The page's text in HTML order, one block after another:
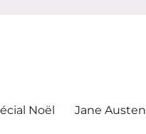
Noël Jane Austen